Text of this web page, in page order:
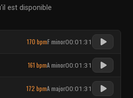
est disponible
170 bpmF minor00:01:31
161 bpmA minor00:01:31
172 bpmA major00:01:31